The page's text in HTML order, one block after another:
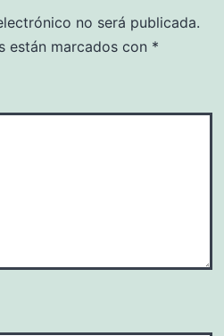
no será publicada.
están marcados con *